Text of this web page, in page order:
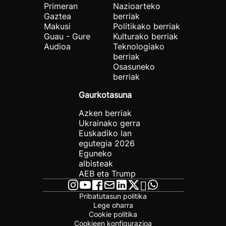
Primeran
Gaztea
Makusi
Guau - Gure
Audioa
Nazioarteko
berriak
Politikako berriak
Kulturako berriak
Teknologiako
berriak
Osasuneko
berriak
Gaurkotasuna
Azken berriak
Ukrainako gerra
Euskadiko lan
egutegia 2026
Eguneko
albisteak
AEB eta Trump
Pribatutasun politika
Lege oharra
Cookie politika
Cookieen konfigurazioa